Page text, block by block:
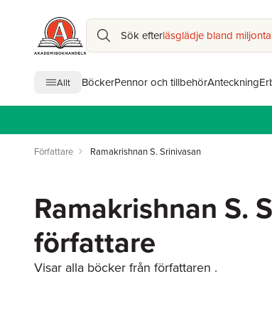
Sök efterläsglädje bland
Allt BöckerPennor och tillbehörAnteckning
Författare Ramakrishnan S. Srinivasan
Ramakrishnan S.
författare
Visar alla böcker från författaren .